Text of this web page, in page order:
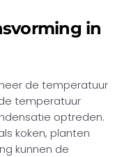
in
de temperatuur
temperatuur
optreden.
koken, planten
kunnen de